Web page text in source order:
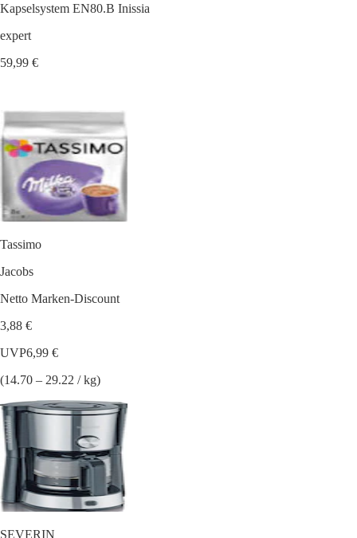
Kapselsystem EN80.B Inissia
expert
59,99 €
Tassimo
Jacobs
Netto Marken-Discount
3,88 €
UVP6,99 €
(14.70 – 29.22 / kg)
SEVERIN